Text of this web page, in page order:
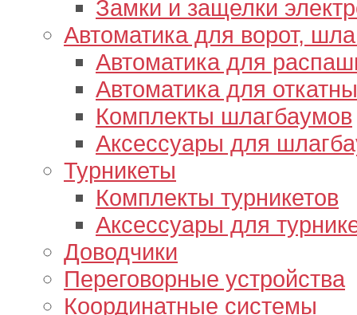
Замки и защелки
Автоматика для ворот,
Автоматика для
Автоматика для
Комплекты шлагбаумов
Аксессуары для
Турникеты
Комплекты турникетов
Аксессуары для
Доводчики
Переговорные устройства
Координатные системы